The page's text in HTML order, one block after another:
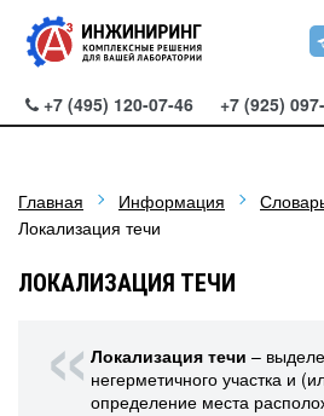
+7 (495) 120-07-46 +7 (925)
Главная Информация
Локализация течи
ЛОКАЛИЗАЦИЯ ТЕЧИ
Локализация течи –
негерметичного участка и
определение места